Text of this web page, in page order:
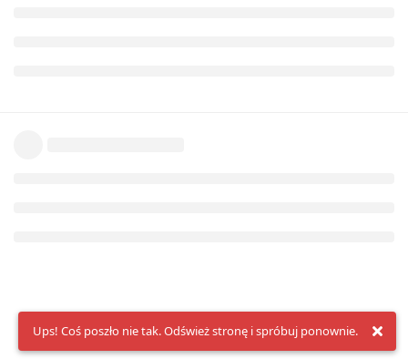
Ups! Coś poszło nie tak. Odśwież stronę i spróbuj ponownie.